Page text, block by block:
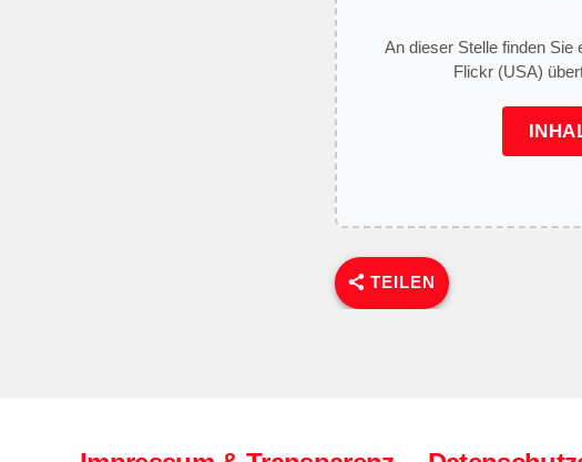
An dieser Stelle finden Sie
Flickr (USA)
TEILEN